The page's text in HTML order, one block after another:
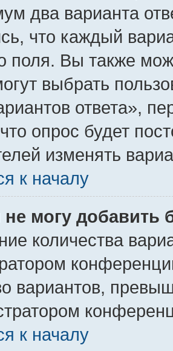
два варианта
что каждый
поля. Вы также
выбрать
ответа»,
что опрос будет
изменять
к началу
могу добавить
количества
вариантов,
к началу